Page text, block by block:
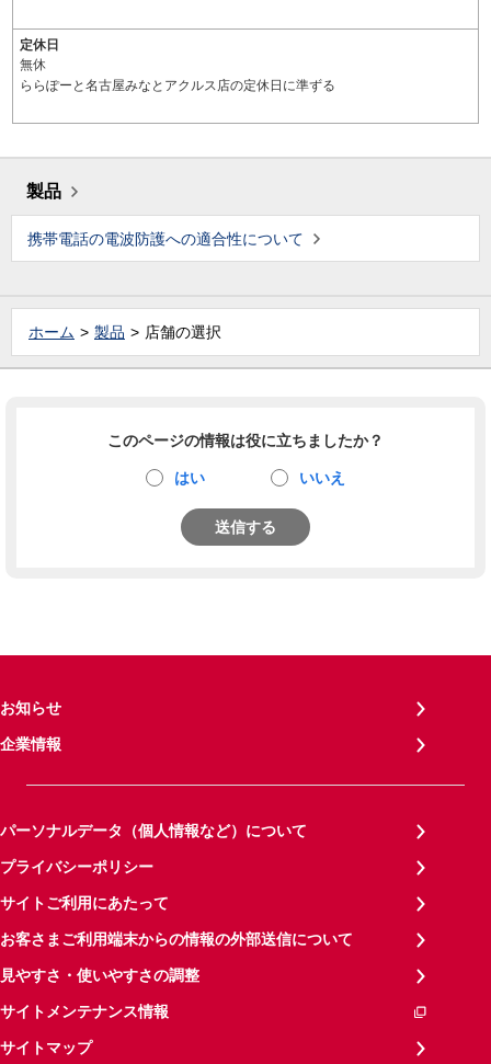
定休日
無休
ららぽーと名古屋みなとアクルス店の定休日に準ずる
製品
携帯電話の電波防護への適合性について
ホーム 製品 店舗の選択
このページの情報は役に立ちましたか？
はい いいえ
送信する
お知らせ
企業情報
パーソナルデータ（個人情報など）について
プライバシーポリシー
サイトご利用にあたって
お客さまご利用端末からの情報の外部送信について
見やすさ・使いやすさの調整
サイトメンテナンス情報
サイトマップ